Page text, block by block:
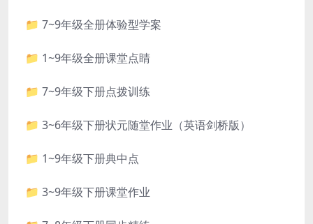
📁 7~9年级全册体验型学案
📁 1~9年级全册课堂点睛
📁 7~9年级下册点拨训练
📁 3~6年级下册状元随堂作业（英语剑桥版）
📁 1~9年级下册典中点
📁 3~9年级下册课堂作业